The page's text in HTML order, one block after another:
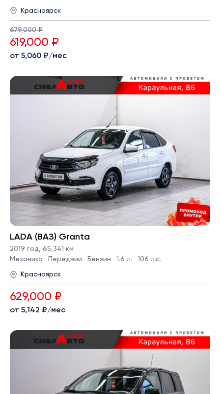
Красноярск
679,000 ₽
619,000 ₽
от 5,060 ₽/мес
LADA (ВАЗ) Granta
2019 год, 65,341 км
Механика · Передний · Бензин · 1.6 л. · 106 л.с.
Красноярск
629,000 ₽
от 5,142 ₽/мес